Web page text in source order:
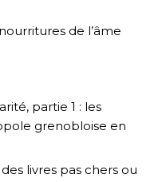
de l’âme
partie 1 : les
grenobloise en
livres pas chers ou